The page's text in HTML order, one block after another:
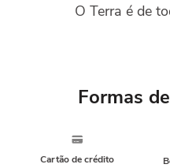
O Terra é de
Formas
Cartão de crédito